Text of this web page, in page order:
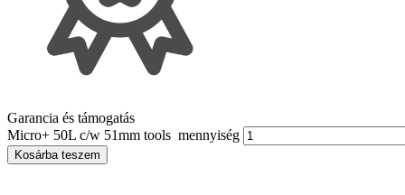
Garancia és támogatás
Micro+ 50L c/w 51mm tools mennyiség
Kosárba teszem